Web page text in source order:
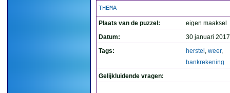
THEMA
Plaats van de puzzel:
eigen maaksel
Datum:
30 januari
Tags:
herstel , weer,
bankrekening
Gelijkluidende vragen: